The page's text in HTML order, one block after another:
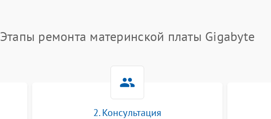
Этапы ремонта материнской платы Gigabyte
2. Консультация